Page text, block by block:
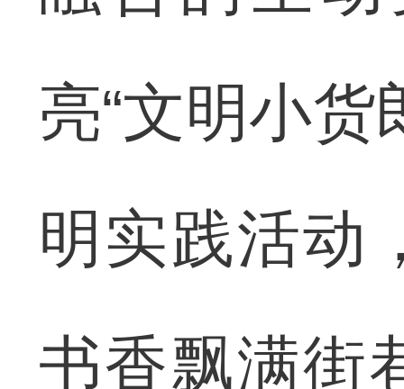
亮“文明小
明实践活动
书香飘满街